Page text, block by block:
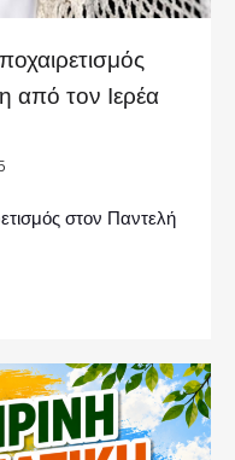
από τον Ιερέα
στον Παντελή